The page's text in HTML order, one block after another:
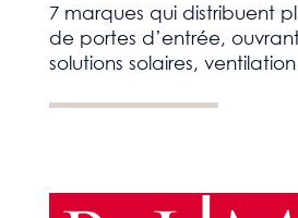
7 marques qui distribuent
de portes d’entrée,
solutions solaires,